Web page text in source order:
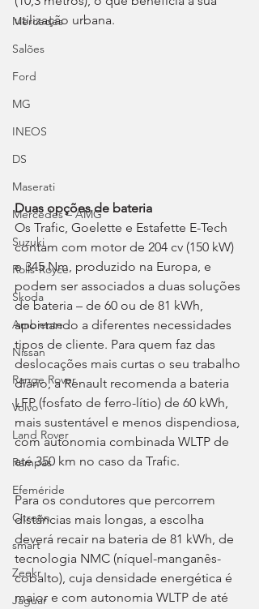
Mercedes
Salões
Ford
MG
INEOS
DS
Maserati
Mercedes – AMG
Suzuki
Rolls-Royce
Skoda
Ambiente
Nissan
Range Rover
Volvo
Land Rover
Rampas
Efeméride
Citroën
smart
Zeekr
Jaguar
utilização urbana.
Duas opções de bateria
Os Trafic, Goelette e Estafette E-Tech
contam com motor de 204 cv (150 kW)
e 345 Nm, produzido na Europa, e
podem ser associados a duas soluções
de bateria – de 60 ou de 81 kWh,
apontando a diferentes necessidades
tipos de cliente. Para quem faz das
deslocações mais curtas o seu trabalho
diário, a Renault recomenda a bateria
LFP (fosfato de ferro-lítio) de 60 kWh,
mais sustentável e menos dispendiosa,
com autonomia combinada WLTP de
até 350 km no caso da Trafic.
Para os condutores que percorrem
distâncias mais longas, a escolha
deverá recair na bateria de 81 kWh, de
tecnologia NMC (níquel-manganês-
cobalto), cuja densidade energética é
maior e com autonomia WLTP de até